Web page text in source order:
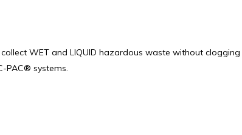
WET and LIQUID hazardous waste without
PAC® systems.